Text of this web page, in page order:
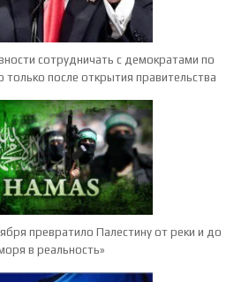
сотрудничать с демократами по
после открытия правительства
превратило Палестину от реки и до
в реальность»